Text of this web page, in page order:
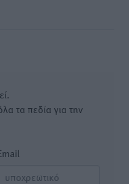
τα πεδία για την